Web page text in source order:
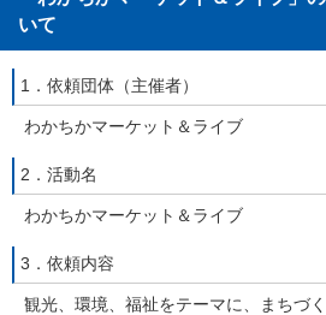
いて
1．依頼団体（主催者）
わかちかマーケット＆ライブ
2．活動名
わかちかマーケット＆ライブ
3．依頼内容
観光、環境、福祉をテーマに、まちづ